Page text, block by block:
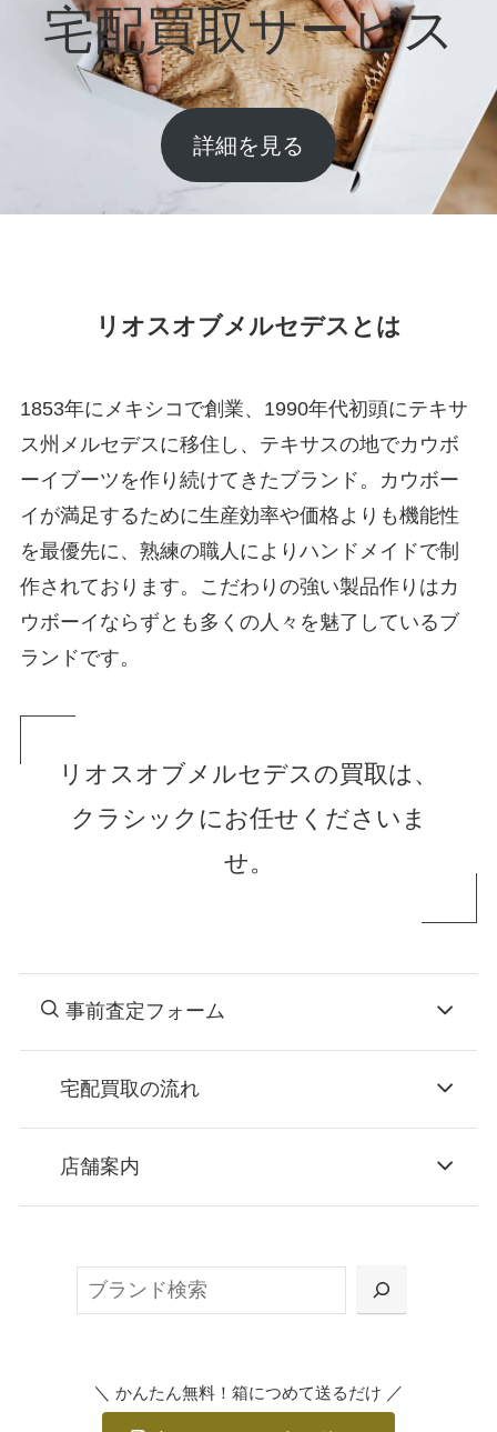
宅配買取サービス
詳細を見る
リオスオブメルセデスとは
1853年にメキシコで創業、1990年代初頭にテキサ
ス州メルセデスに移住し、テキサスの地でカウボ
ーイブーツを作り続けてきたブランド。カウボー
イが満足するために生産効率や価格よりも機能性
を最優先に、熟練の職人によりハンドメイドで制
作されております。こだわりの強い製品作りはカ
ウボーイならずとも多くの人々を魅了しているブ
ランドです。
リオスオブメルセデスの買取は、
クラシックにお任せくださいま
せ。
事前査定フォーム
宅配買取の流れ
お申込み
または梱包材不要の「集荷申込」からお選び
店舗案内
＼ かんたん無料！箱につめて送るだけ ／